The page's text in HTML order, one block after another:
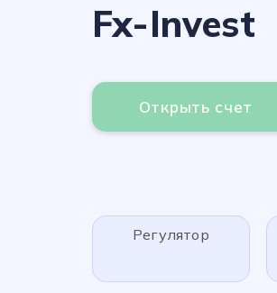
Fx-Invest
Открыть счет
Регулятор